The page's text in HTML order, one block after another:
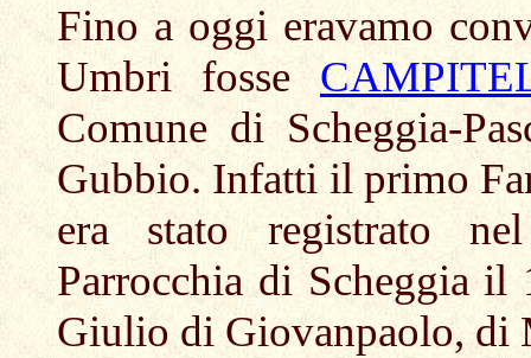
Fino a oggi eravamo
Umbri fosse
Comune di Scheggia-
Gubbio. Infatti il primo
era stato registrato
Parrocchia di Scheggia il
Giulio di Giovanpaolo, di